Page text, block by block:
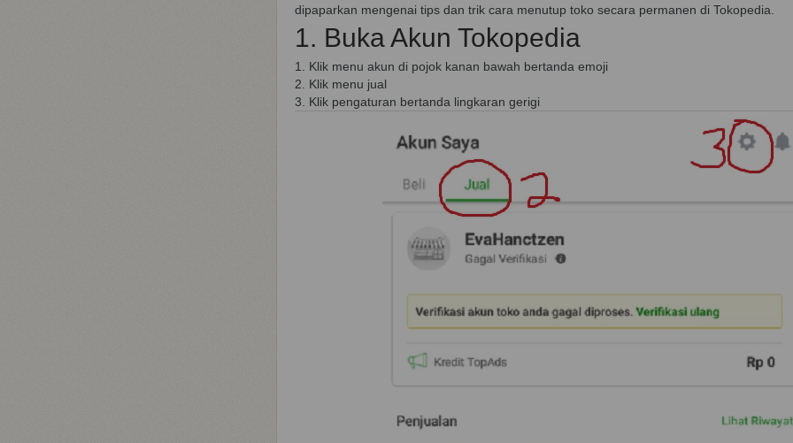
dipaparkan mengenai tips dan trik cara menutup toko secara permanen di Tokopedia.
1. Buka Akun Tokopedia
1. Klik menu akun di pojok kanan bawah bertanda emoji
2. Klik menu jual
3. Klik pengaturan bertanda lingkaran gerigi